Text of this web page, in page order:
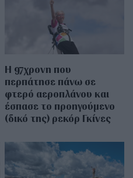
Η 97χρονη που
περπάτησε πάνω σε
φτερό αεροπλάνου και
έσπασε το προηγούμενο
(δικό της) ρεκόρ Γκίνες